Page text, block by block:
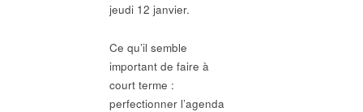
jeudi 12 janvier.
Ce qu’il semble
important de faire à
court terme :
perfectionner l’agenda